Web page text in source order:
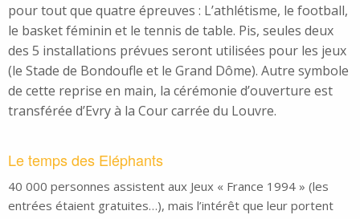
pour tout que quatre épreuves : L’athlétisme, le football,
le basket féminin et le tennis de table. Pis, seules deux
des 5 installations prévues seront utilisées pour les jeux
(le Stade de Bondoufle et le Grand Dôme). Autre symbole
de cette reprise en main, la cérémonie d’ouverture est
transférée d’Evryà la Cour carrée du Louvre.
Le temps des Eléphants
40 000 personnes assistent aux Jeux « France 1994 » (les
entrées étaient gratuites…), mais l’intérêt que leur portent